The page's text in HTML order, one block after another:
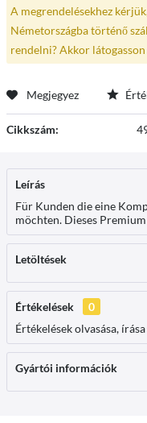
A megrendelésekhez
Németországba történő
rendelni? Akkor látogasson
Megjegyez
Cikkszám:
Leírás
Für Kunden die eine
möchten. Dieses Premium
Letöltések
Értékelések
0
Értékelések olvasása,
Gyártói információk